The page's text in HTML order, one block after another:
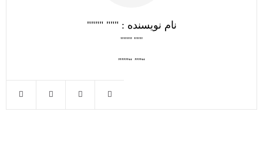
نام نویسنده : """ """"
""" """"
“”” “”””